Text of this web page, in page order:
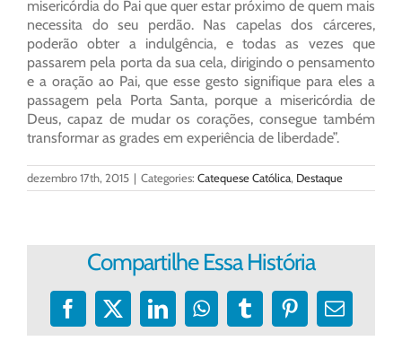
misericórdia do Pai que quer estar próximo de quem mais
necessita do seu perdão. Nas capelas dos cárceres,
poderão obter a indulgência, e todas as vezes que
passarem pela porta da sua cela, dirigindo o pensamento
e a oração ao Pai, que esse gesto signifique para eles a
passagem pela Porta Santa, porque a misericórdia de
Deus, capaz de mudar os corações, consegue também
transformar as grades em experiência de liberdade”.
dezembro 17th, 2015 | Categories: Catequese Católica, Destaque
Compartilhe Essa História
Facebook
X LinkedInWhatsApp
TumblrPinterest
E-